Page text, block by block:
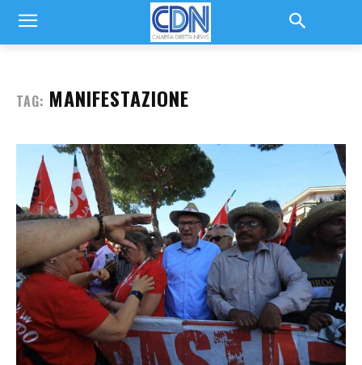
TAG: MANIFESTAZIONE